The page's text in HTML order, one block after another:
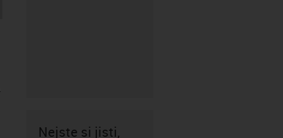
Nejste si jisti,